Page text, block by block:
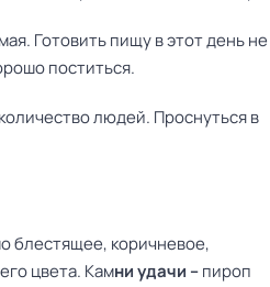
Готовить пищу в этот день не
поститься.
людей. Проснуться в
блестящее, коричневое,
цвета. Камни удачи –пироп